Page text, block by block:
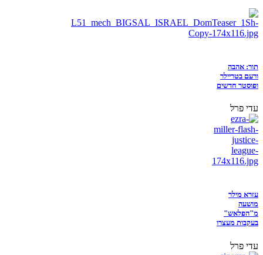
תור: אהבה
ורעם בטריילר
ופוסטר חדשים
עדי פרל
עזרא מילר
מושעה
מ"הפלאש"
בעקבות מעצרו
עדי פרל